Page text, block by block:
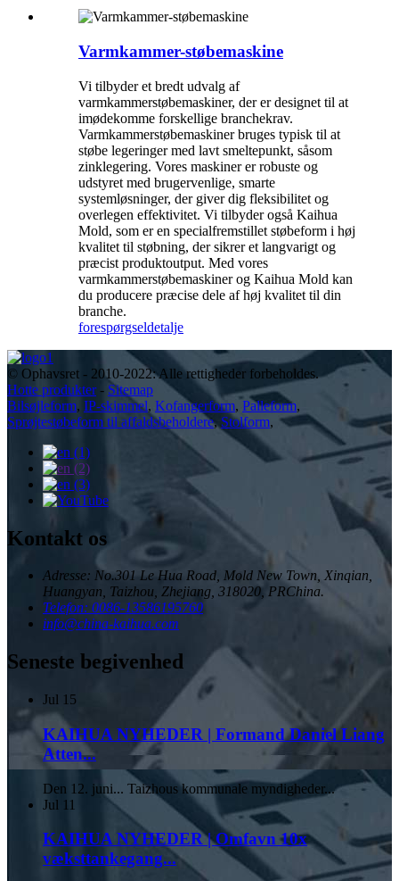
Varmkammer-støbemaskine
Vi tilbyder et bredt udvalg af
varmkammerstøbemaskiner, der er designet til at
imødekomme forskellige branchekrav.
Varmkammerstøbemaskiner bruges typisk til at
støbe legeringer med lavt smeltepunkt, såsom
zinklegering. Vores maskiner er robuste og
udstyret med brugervenlige, smarte
systemløsninger, der giver dig fleksibilitet og
overlegen effektivitet. Vi tilbyder også Kaihua
Mold, som er en specialfremstillet støbeform i høj
kvalitet til støbning, der sikrer et langvarigt og
præcist produktoutput. Med vores
varmkammerstøbemaskiner og Kaihua Mold kan
du producere præcise dele af høj kvalitet til din
branche.
forespørgseldetalje
© Ophavsret - 2010-2022: Alle rettigheder forbeholdes.
Hotte produkter- Sitemap
Bilsøjleform, IP-skimmel, Kofangerform, Palleform,
Sprøjtestøbeform til affaldsbeholdere, Stolform,
Kontakt os
Adresse: No.301 Le Hua Road, Mold New Town, Xinqian,
Huangyan, Taizhou, Zhejiang, 318020, PRChina.
Telefon: 0086-13586195760
info@china-kaihua.com
Seneste begivenhed
Jul 15
KAIHUA NYHEDER | Formand Daniel Liang
Atten...
Den 12. juni... Taizhous kommunale myndigheder...
Jul 11
KAIHUA NYHEDER | Omfavn 10x
væksttankegang...